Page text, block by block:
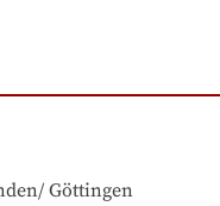
Göttingen